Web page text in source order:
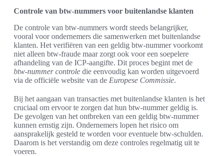
Controle van btw-nummers voor buitenlandse klanten
De controle van btw-nummers wordt steeds belangrijker,
vooral voor ondernemers die samenwerken met buitenlandse
klanten. Het verifiëren van een geldig btw-nummer voorkomt
niet alleen btw-fraude maar zorgt ook voor een soepelere
afhandeling van de ICP-aangifte. Dit proces begint met de
btw-nummer controle die eenvoudig kan worden uitgevoerd
via de officiële website van de Europese Commissie.
Bij het aangaan van transacties met buitenlandse klanten is het
cruciaal om ervoor te zorgen dat hun btw-nummer geldig is.
De gevolgen van het ontbreken van een geldig btw-nummer
kunnen ernstig zijn. Ondernemers lopen het risico om
aansprakelijk gesteld te worden voor eventuele btw-schulden.
Daarom is het verstandig om deze controles regelmatig uit te
voeren.